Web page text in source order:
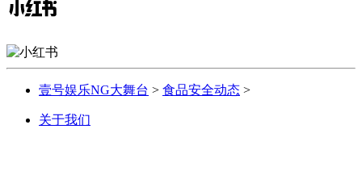
壹号娱乐NG大舞台 > 食品安全动态 >
关于我们